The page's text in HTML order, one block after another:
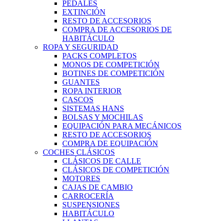
PEDALES
EXTINCIÓN
RESTO DE ACCESORIOS
COMPRA DE ACCESORIOS DE
HABITÁCULO
ROPA Y SEGURIDAD
PACKS COMPLETOS
MONOS DE COMPETICIÓN
BOTINES DE COMPETICIÓN
GUANTES
ROPA INTERIOR
CASCOS
SISTEMAS HANS
BOLSAS Y MOCHILAS
EQUIPACIÓN PARA MECÁNICOS
RESTO DE ACCESORIOS
COMPRA DE EQUIPACIÓN
COCHES CLÁSICOS
CLÁSICOS DE CALLE
CLÁSICOS DE COMPETICIÓN
MOTORES
CAJAS DE CAMBIO
CARROCERÍA
SUSPENSIONES
HABITÁCULO